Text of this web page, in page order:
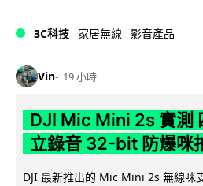
3C科技 家居無線 影音產品
Vin 19 小時
DJI Mic Mini 2s 實測
立錄音 32-bit 防爆咪
DJI 最新推出的 Mic Mini 2s 無線咪